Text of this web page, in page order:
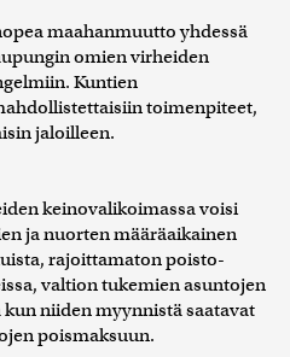
maahanmuutto yhdessä
omien virheiden
Kuntien
toimenpiteet,
jaloilleen.
keinovalikoimassa voisi
ja nuorten määräaikainen
rajoittamaton poisto-
valtion tukemien asuntojen
niiden myynnistä saatavat
poismaksuun.